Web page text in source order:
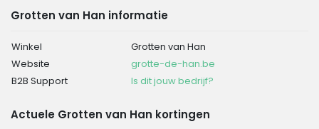
Grotten van Han informatie
Winkel
Grotten van Han
Website
grotte-de-han.be
B2B Support
Is dit jouw bedrijf?
Actuele Grotten van Han kortingen